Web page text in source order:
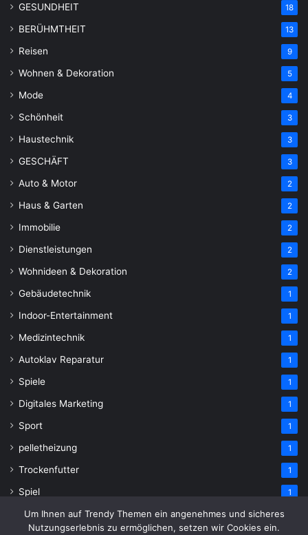
GESUNDHEIT 18
BERÜHMTHEIT 13
Reisen 9
Wohnen & Dekoration 5
Mode 4
Schönheit 3
Haustechnik 3
GESCHÄFT 3
Auto & Motor 2
Haus & Garten 2
Immobilie 2
Dienstleistungen 2
Wohnideen & Dekoration 2
Gebäudetechnik 1
Indoor-Entertainment 1
Medizintechnik 1
Autoklav Reparatur 1
Spiele 1
Digitales Marketing 1
Sport 1
pelletheizung 1
Trockenfutter 1
Spiel 1
Um Ihnen auf Trendy Themen ein angenehmes und sicheres
Nutzungserlebnis zu ermöglichen, setzen wir Cookies ein.